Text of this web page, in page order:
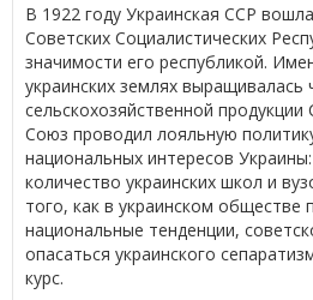
В 1922 году Украинская ССР
Советских Социалистических
значимости его республикой.
украинских землях выращивалась
сельскохозяйственной
Союз проводил лояльную
национальных интересов
количество украинских школ и
того, как в украинском обществе
национальные тенденции,
опасаться украинского
курс.